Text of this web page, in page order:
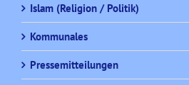
Islam (Religion / Politik)
Kommunales
Pressemitteilungen